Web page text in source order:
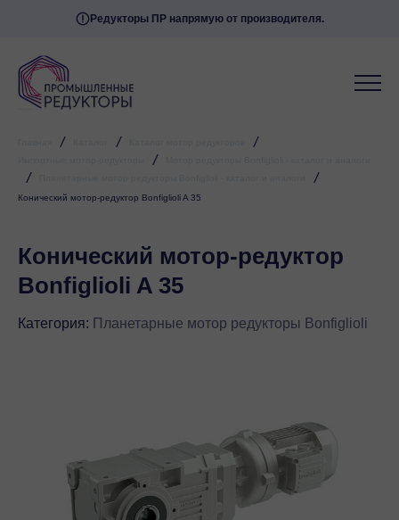
Редукторы ПР напрямую от производителя.
/ / /
/
/ /
Конический мотор-редуктор Bonfiglioli A 35
Конический мотор-редуктор
Bonfiglioli A 35
Категория: Планетарные мотор редукторы Bonfiglioli
Свяжитесь с нами через любой удобный
мессенджер!